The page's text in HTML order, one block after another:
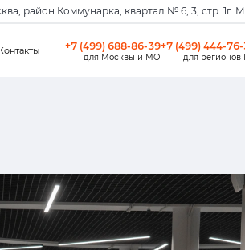
район Коммунарка, квартал № 6, 3, стр. 1г.
+7 (499) 688-86-39
для Москвы и МО
+7 (499) 444-
для регионов